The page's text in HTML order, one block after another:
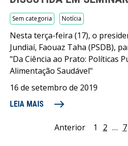
Sem categoria Notícia
Nesta terça-feira (17), o
Jundiaí, Faouaz Taha (PSDB),
"Da Ciência ao Prato: Políticas
Alimentação Saudável"
16 de setembro de 2019
LEIA MAIS east
Anterior 1 2 … 7